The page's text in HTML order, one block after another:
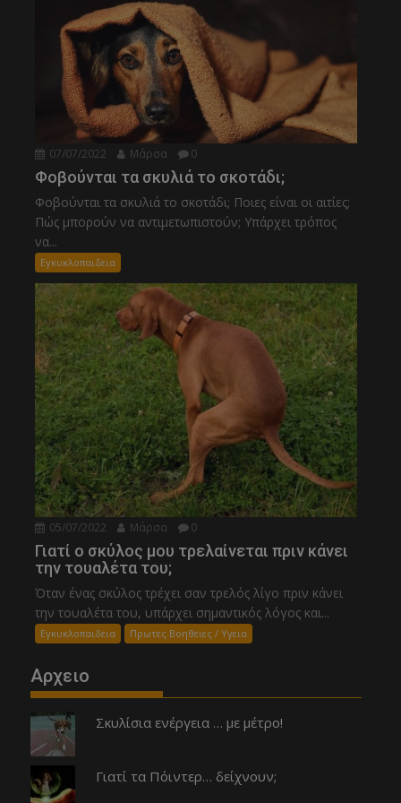
07/07/2022 Μάρσα 0
Φοβούνται τα σκυλιά το σκοτάδι;
Φοβούνται τα σκυλιά το σκοτάδι; Ποιες είναι οι αιτίες;
Πώς μπορούν να αντιμετωπιστούν; Υπάρχει τρόπος
να...
Εγκυκλοπαιδεια
05/07/2022 Μάρσα 0
Γιατί ο σκύλος μου τρελαίνεται πριν κάνει
την τουαλέτα του;
Όταν ένας σκύλος τρέχει σαν τρελός λίγο πριν κάνει
την τουαλέτα του, υπάρχει σημαντικός λόγος και...
Εγκυκλοπαιδεια Πρωτες Βοηθειες / Υγεια
Αρχειο
Σκυλίσια ενέργεια … με μέτρο!
Γιατί τα Πόιντερ… δείχνουν;